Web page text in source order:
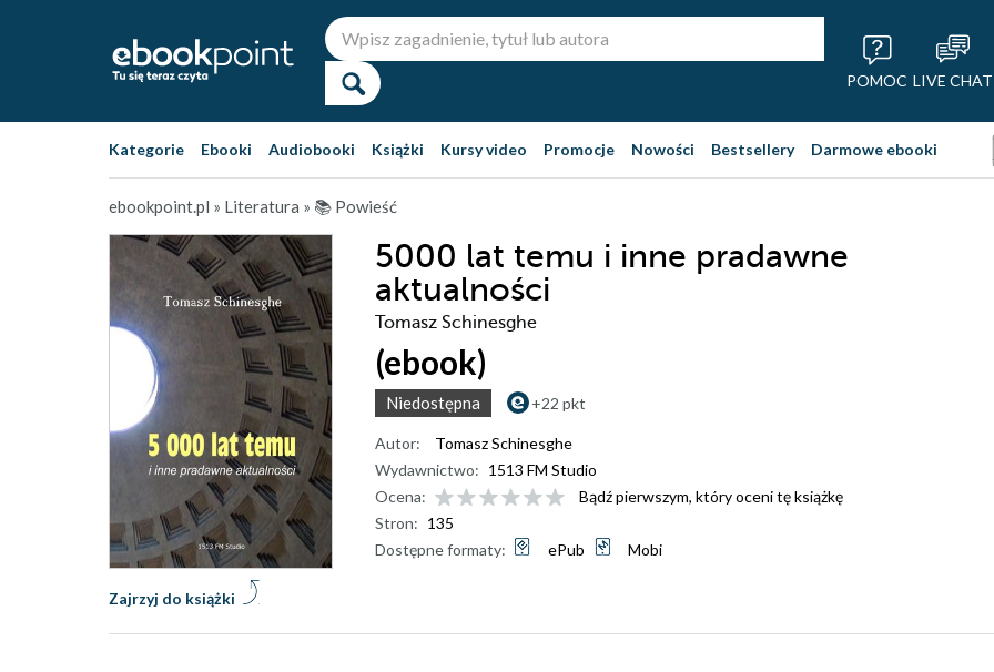
POMOC LIVE CHAT
Kategorie Ebooki Audiobooki Książki Kursy video Promocje Nowości Bestsellery Darmowe ebooki
ebookpoint.pl » Literatura » 📚 Powieść
5000 lat temu i inne pradawne
aktualności
Tomasz Schinesghe
(ebook)
Niedostępna +22 pkt
Zajrzyj do książki
Autor:
Tomasz Schinesghe
Wydawnictwo: 1513 FM Studio
Ocena:
Bądź pierwszym, który oceni tę książkę
Stron: 135
Dostępne formaty:
ePub Mobi